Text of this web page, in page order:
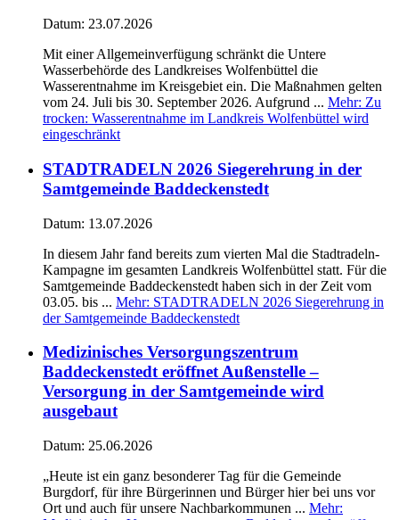
Datum: 23.07.2026
Mit einer Allgemeinverfügung schränkt die Untere
Wasserbehörde des Landkreises Wolfenbüttel die
Wasserentnahme im Kreisgebiet ein. Die Maßnahmen gelten
vom 24. Juli bis 30. September 2026. Aufgrund ... Mehr: Zu
trocken: Wasserentnahme im Landkreis Wolfenbüttel wird
eingeschränkt
STADTRADELN 2026 Siegerehrung in der
Samtgemeinde Baddeckenstedt
Datum: 13.07.2026
In diesem Jahr fand bereits zum vierten Mal die Stadtradeln-
Kampagne im gesamten Landkreis Wolfenbüttel statt. Für die
Samtgemeinde Baddeckenstedt haben sich in der Zeit vom
03.05. bis ... Mehr: STADTRADELN 2026 Siegerehrung in
der Samtgemeinde Baddeckenstedt
Medizinisches Versorgungszentrum
Baddeckenstedt eröffnet Außenstelle –
Versorgung in der Samtgemeinde wird
ausgebaut
Datum: 25.06.2026
„Heute ist ein ganz besonderer Tag für die Gemeinde
Burgdorf, für ihre Bürgerinnen und Bürger hier bei uns vor
Ort und auch für unsere Nachbarkommunen ... Mehr: